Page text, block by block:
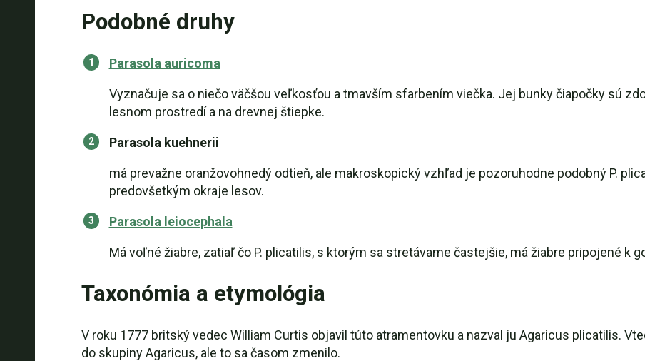
Podobné druhy
Parasola auricoma
Vyznačuje sa o niečo väčšou veľkosťou a tmavším sfarbením viečka. Jej bunky čiapočky sú
lesnom prostredí a na drevnej štiepke.
Parasola kuehnerii
má prevažne oranžovohnedý odtieň, ale makroskopický vzhľad je pozoruhodne podobný P.
predovšetkým okraje lesov.
Parasola leiocephala
Má voľné žiabre, zatiaľ čo P. plicatilis, s ktorým sa stretávame častejšie, má žiabre pripojené k
Taxonómia a etymológia
V roku 1777 britský vedec William Curtis objavil túto atramentovku a nazval ju Agaricus plicatilis.
do skupiny Agaricus, ale to sa časom zmenilo.